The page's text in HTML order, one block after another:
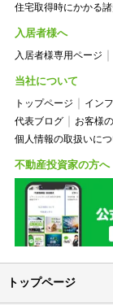
住宅取得時にかかる
入居者様へ
入居者様専用ページ
当社について
トップページ イン
代表ブログ
お客様
個人情報の取扱いに
不動産投資家の方へ
トップページ